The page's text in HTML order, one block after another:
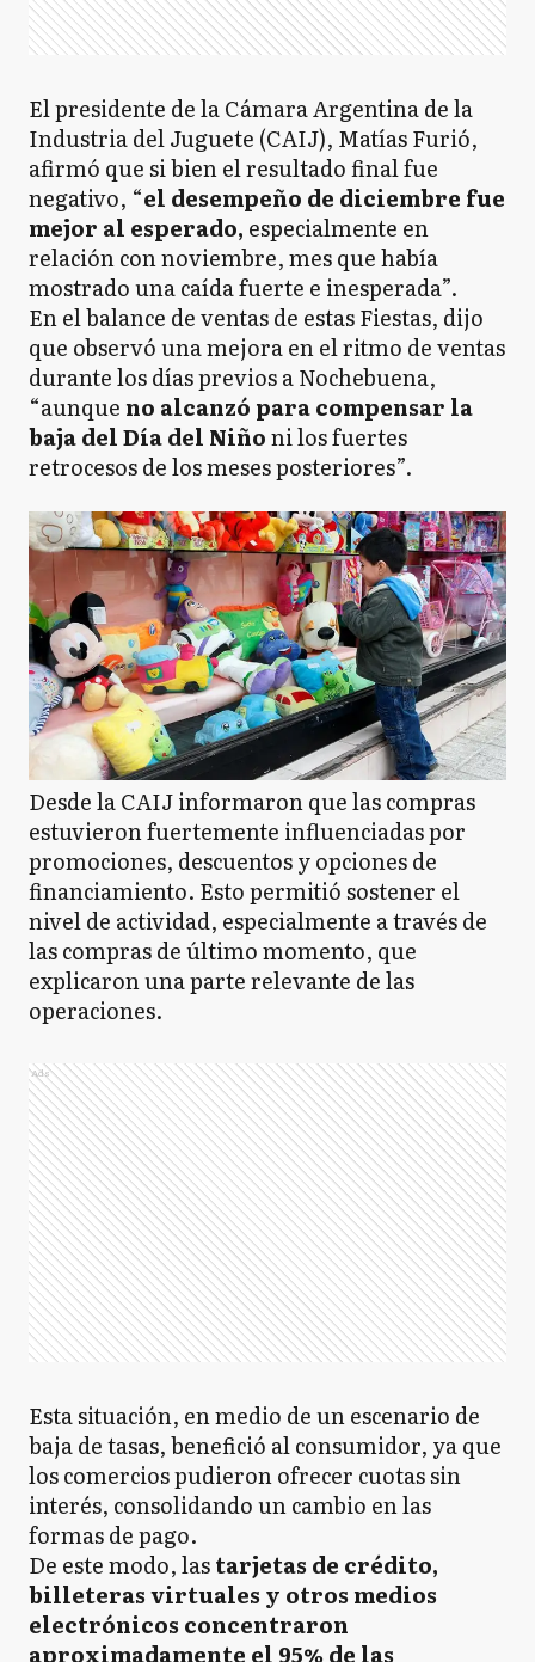
El presidente de la Cámara Argentina de la
Industria del Juguete (CAIJ), Matías Furió,
afirmó que si bien el resultado final fue
negativo, “el desempeño de diciembre fue
mejor al esperado, especialmente en
relación con noviembre, mes que había
mostrado una caída fuerte e inesperada”.
En el balance de ventas de estas Fiestas, dijo
que observó una mejora en el ritmo de ventas
durante los días previos a Nochebuena,
“aunque no alcanzó para compensar la
baja del Día del Niñoni los fuertes
retrocesos de los meses posteriores”.
Desde la CAIJ informaron que las compras
estuvieron fuertemente influenciadas por
promociones, descuentos y opciones de
financiamiento. Esto permitió sostener el
nivel de actividad, especialmente a través de
las compras de último momento, que
explicaron una parte relevante de las
operaciones.
Ads
Esta situación, en medio de un escenario de
baja de tasas, benefició al consumidor, ya que
los comercios pudieron ofrecer cuotas sin
interés, consolidando un cambio en las
formas de pago.
De este modo, lastarjetas de crédito,
billeteras virtuales y otros medios
electrónicos concentraron
aproximadamente el 95% de las